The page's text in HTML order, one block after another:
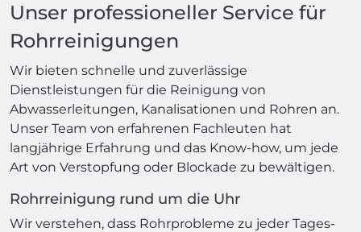
Unser professioneller Service für
Rohrreinigungen
Wir bieten schnelle und zuverlässige
Dienstleistungen für die Reinigung von
Abwasserleitungen, Kanalisationen und Rohren an.
Unser Team von erfahrenen Fachleuten hat
langjährige Erfahrung und das Know-how, um jede
Art von Verstopfung oder Blockade zu bewältigen.
Rohrreinigung rund um die Uhr
Wir verstehen, dass Rohrprobleme zu jeder Tages-